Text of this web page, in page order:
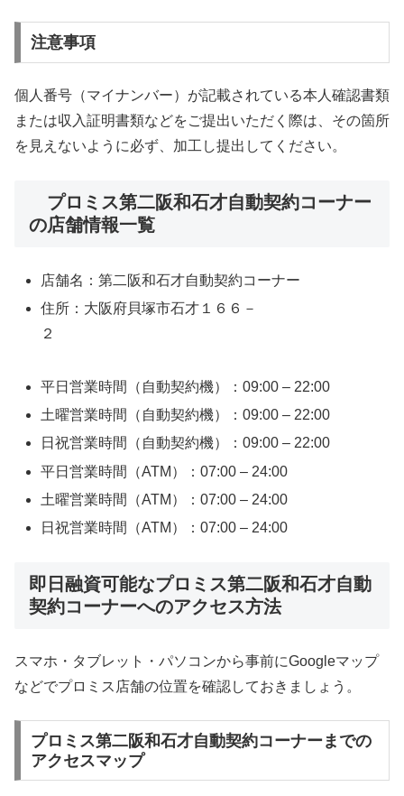
注意事項
個人番号（マイナンバー）が記載されている本人確認書類
または収入証明書類などをご提出いただく際は、その箇所
を見えないように必ず、加工し提出してください。
プロミス第二阪和石才自動契約コーナー
の店舗情報一覧
店舗名：第二阪和石才自動契約コーナー
住所：大阪府貝塚市石才１６６－
２
平日営業時間（自動契約機）：09:00 – 22:00
土曜営業時間（自動契約機）：09:00 – 22:00
日祝営業時間（自動契約機）：09:00 – 22:00
平日営業時間（ATM）：07:00 – 24:00
土曜営業時間（ATM）：07:00 – 24:00
日祝営業時間（ATM）：07:00 – 24:00
即日融資可能なプロミス第二阪和石才自動
契約コーナーへのアクセス方法
スマホ・タブレット・パソコンから事前にGoogleマップ
などでプロミス店舗の位置を確認しておきましょう。
プロミス第二阪和石才自動契約コーナーまでの
アクセスマップ